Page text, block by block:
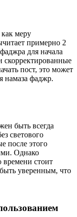
меру
примерно 2
для начала
скорректированные
пост, это может
намаза фаджр.
быть всегда
светового
после этого
Однако
времени стоит
уверенным, что